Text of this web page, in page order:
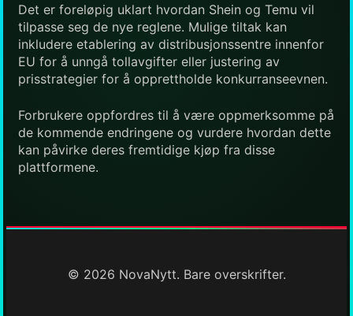
Det er foreløpig uklart hvordan Shein og Temu vil
tilpasse seg de nye reglene. Mulige tiltak kan
inkludere etablering av distribusjonssentre innenfor
EU for å unngå tollavgifter eller justering av
prisstrategier for å opprettholde konkurranseevnen.
Forbrukere oppfordres til å være oppmerksomme på
de kommende endringene og vurdere hvordan dette
kan påvirke deres fremtidige kjøp fra disse
plattformene.
© 2026 NovaNytt. Bare overskrifter.